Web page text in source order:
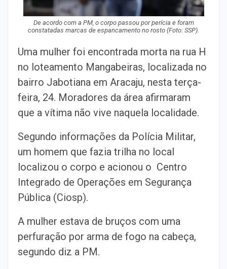
De acordo com a PM, o corpo passou por perícia e foram
constatadas marcas de espancamento no rosto (Foto: SSP).
Uma mulher foi encontrada morta na rua H
no loteamento Mangabeiras, localizada no
bairro Jabotiana em Aracaju, nesta terça-
feira, 24. Moradores da área afirmaram
que a vítima não vive naquela localidade.
Segundo informações da Polícia Militar,
um homem que fazia trilha no local
localizou o corpo e acionou o Centro
Integrado de Operações em Segurança
Pública (Ciosp).
A mulher estava de bruços com uma
perfuração por arma de fogo na cabeça,
segundo diz a PM.